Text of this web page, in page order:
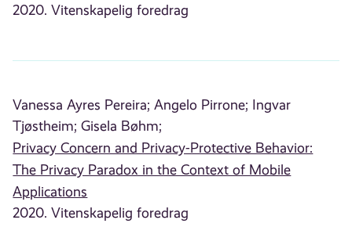
2020. Vitenskapelig foredrag
Vanessa Ayres Pereira; Angelo Pirrone; Ingvar
Tjøstheim; Gisela Bøhm;
Privacy Concern and Privacy-Protective Behavior:
The Privacy Paradox in the Context of Mobile
Applications
2020. Vitenskapelig foredrag